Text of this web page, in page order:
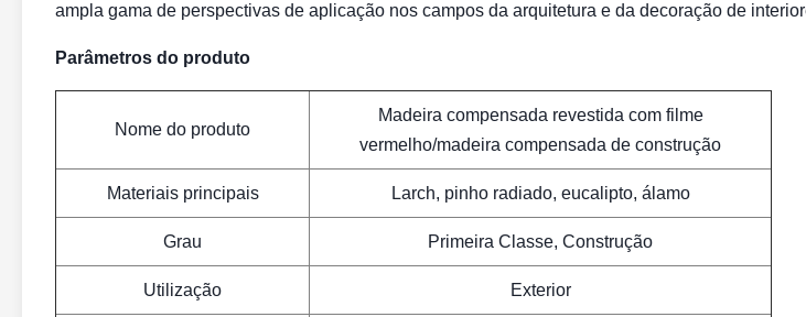
ampla gama de perspectivas de aplicação nos campos da arquitetura e da decoração de
Parâmetros do produto
Nome do produto
Madeira compensada revestida com filme
vermelho/madeira compensada de construção
Materiais principais Larch, pinho radiado, eucalipto, álamo
Grau Primeira Classe, Construção
Utilização Exterior